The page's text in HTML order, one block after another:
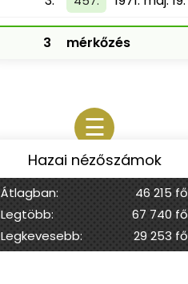
3 mérkőzés
☰
Hazai nézőszámok
Átlagban:
46 215 fő
Legtöbb:
67 740 fő
Legkevesebb:
29 253 fő